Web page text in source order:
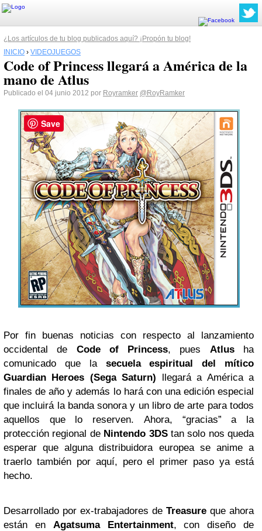
¿Los artículos de tu blog publicados aquí? ¡Propón tu blog!
INICIO › VIDEOJUEGOS
Code of Princess llegará a América de la
mano de Atlus
Publicado el 04 junio 2012 por Royramker @RoyRamker
Por fin buenas noticias con respecto al lanzamiento
occidental de Code of Princess, pues Atlusha
comunicado que la secuela espiritual del mítico
Guardian Heroes (Sega Saturn) llegará a América a
finales de año y además lo hará con una edición especial
que incluirá la banda sonora y un libro de arte para todos
aquellos que lo reserven. Ahora, “gracias” a la
protección regional de Nintendo 3DStan solo nos queda
esperar que alguna distribuidora europea se anime a
traerlo también por aquí, pero el primer paso ya está
hecho.
Desarrollado por ex-trabajadores de Treasure que ahora
están en Agatsuma Entertainment, con diseño de
Save